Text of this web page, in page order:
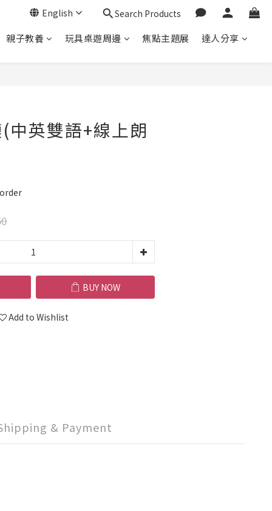
English Search Products
親子教養 玩具桌遊周邊 焦點主題展 達人分享
中英雙語+線上朗
BUY NOW
Add to Wishlist
& Payment